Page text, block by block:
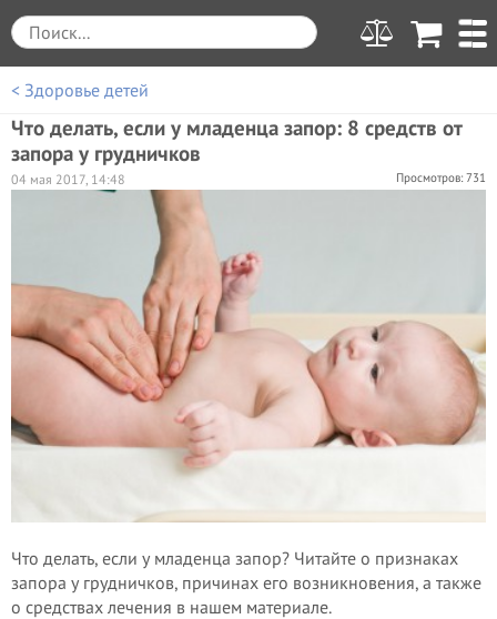
< Здоровье детей
Что делать, если у младенца запор: 8 средств от
запора у грудничков
Просмотров: 731
04 мая 2017, 14:48
Что делать, если у младенца запор? Читайте о признаках
запора у грудничков, причинах его возникновения, а также
о средствах лечения в нашем материале.